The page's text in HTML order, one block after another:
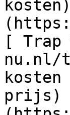
[
nu.nl/
prijs)